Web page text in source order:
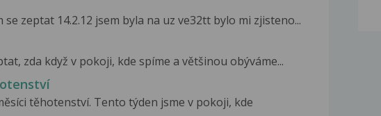
zeptat 14.2.12 jsem byla na uz ve32tt bylo mi zjisteno...
zda když v pokoji, kde spíme a většinou obýváme...
těhotenství. Tento týden jsme v pokoji, kde